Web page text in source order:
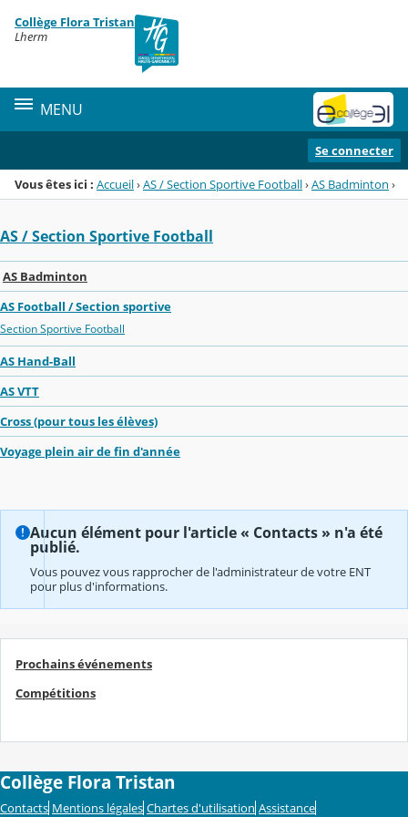
Menu de la rubrique
Contenu
Collège Flora Tristan
Lherm
MENU
Se connecter
Vous êtes ici : Accueil›AS / Section Sportive Football›AS Badminton ›
AS / Section Sportive Football
AS Badminton
AS Football / Section sportive
Section Sportive Football
AS Hand-Ball
AS VTT
Cross (pour tous les élèves)
Voyage plein air de fin d'année
Aucun élément pour l'article « Contacts » n'a été
publié.
Vous pouvez vous rapprocher de l'administrateur de votre ENT
pour plus d'informations.
Prochains événements
Compétitions
Collège Flora Tristan
Contacts Mentions légales Chartes d'utilisation Assistance